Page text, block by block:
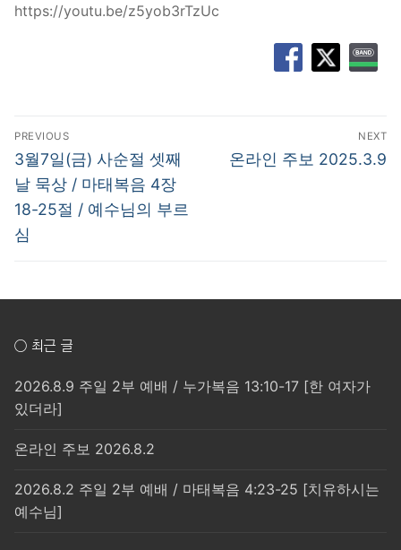
https://youtu.be/z5yob3rTzUc
글
탐
색
PREVIOUS
Previous
post:
3월7일(금) 사순절 셋째
날 묵상 / 마태복음 4장
18-25절 / 예수님의 부르
심
NEXT
Next
온라인 주보 2025.3.9
○ 최근 글
2026.8.9 주일 2부 예배 / 누가복음 13:10-17 [한 여자가
있더라]
온라인 주보 2026.8.2
2026.8.2 주일 2부 예배 / 마태복음 4:23-25 [치유하시는
예수님]